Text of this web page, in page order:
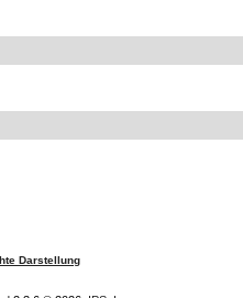
Darstellung